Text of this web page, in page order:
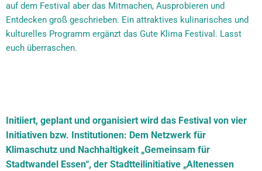
auf dem Festival aber das Mitmachen, Ausprobieren und
Entdecken groß geschrieben. Ein attraktives kulinarisches und
kulturelles Programm ergänzt das Gute Klima Festival. Lasst
euch überraschen.
Initiiert, geplant und organisiert wird das Festival von vier
Initiativen bzw. Institutionen: Dem Netzwerk für
Klimaschutz und Nachhaltigkeit „Gemeinsam für
Stadtwandel Essen“, der Stadtteilinitiative „Altenessen